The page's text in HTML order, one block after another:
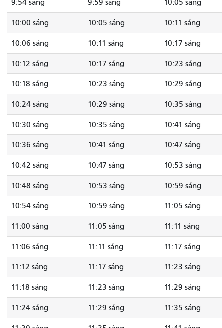
9:54 sáng 9:59 sáng 10:05 sáng
10:00 sáng 10:05 sáng 10:11 sáng
10:06 sáng 10:11 sáng 10:17 sáng
10:12 sáng 10:17 sáng 10:23 sáng
10:18 sáng 10:23 sáng 10:29 sáng
10:24 sáng 10:29 sáng 10:35 sáng
10:30 sáng 10:35 sáng 10:41 sáng
10:36 sáng 10:41 sáng 10:47 sáng
10:42 sáng 10:47 sáng 10:53 sáng
10:48 sáng 10:53 sáng 10:59 sáng
10:54 sáng 10:59 sáng 11:05 sáng
11:00 sáng 11:05 sáng 11:11 sáng
11:06 sáng 11:11 sáng 11:17 sáng
11:12 sáng 11:17 sáng 11:23 sáng
11:18 sáng 11:23 sáng 11:29 sáng
11:24 sáng 11:29 sáng 11:35 sáng